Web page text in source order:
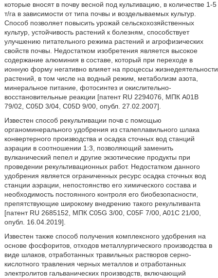
которые вносят в почву весной под культивацию, в количестве 1-5
т/га в зависимости от типа почвы и возделываемых культур.
Способ позволяет повысить урожай сельскохозяйственных
культур, устойчивость растений к болезням, способствует
улучшению питательного режима растений и агрофизических
свойств почвы. Недостатком изобретения является высокое
содержание алюминия в составе, который при переходе в
ионную форму негативно влияет на процессы жизнедеятельности
растений, в том числе на водный режим, метаболизм азота,
минеральное питание, фотосинтез и окислительно-
восстановительные реакции [патент RU 2294076, МПК A01B
79/02, C05D 3/04, C05D 9/00, опубл. 27.02.2007].
Известен способ рекультивации почв с помощью
органоминерального удобрения из сталеплавильного шлака
конвертерного производства и осадка сточных вод станций
аэрации в соотношении 1:3, позволяющий заменить
вулканический пепел и другие экзотические продукты при
проведении рекультивационных работ. Недостатком данного
удобрения является ограниченных ресурс осадка сточных вод
станции аэрации, непостоянство его химического состава и
необходимость постоянного контроля его биобезопасности,
препятствующие широкому внедрению такого рекультиванта
[патент RU 2685152, МПК C05G 3/00, C05F 7/00, A01C 21/00,
опубл. 16.04.2019].
Известен также способ получения комплексного удобрения на
основе фосфоритов, отходов металлургического производства в
виде шлаков, отработанных травильных растворов серно-
кислотного травления черных металлов и отработанных
электролитов гальванических производств, включающий